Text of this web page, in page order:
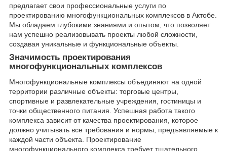
предлагает свои профессиональные услуги по
проектированию многофункциональных комплексов в Актобе.
Мы обладаем глубокими знаниями и опытом, что позволяет
нам успешно реализовывать проекты любой сложности,
создавая уникальные и функциональные объекты.
Значимость проектирования
многофункциональных комплексов
Многофункциональные комплексы объединяют на одной
территории различные объекты: торговые центры,
спортивные и развлекательные учреждения, гостиницы и
точки общественного питания. Успешная работа такого
комплекса зависит от качества проектирования, которое
должно учитывать все требования и нормы, предъявляемые к
каждой части объекта. Проектирование
многофункционального комплекса требует тщательного